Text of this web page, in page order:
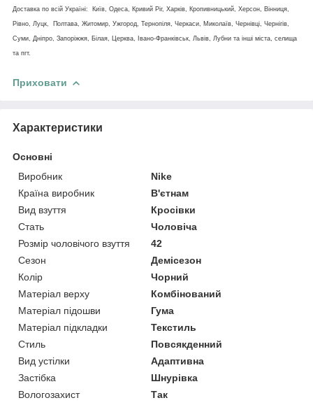
Доставка по всій Україні: Київ, Одеса, Кривий Ріг, Харків, Кропивницький, Херсон, Вінниця,
Рівно, Луцк, Полтава, Житомир, Ужгород, Тернопіля, Черкаси, Миколаїв, Чернівці, Чернігів,
Суми, Дніпро, Запоріжжя, Білая, Церква, Івано-Франківськ, Львів, Лубни та інші міста, селища
та пгт.
Приховати
Характеристики
Основні
Виробник
Nike
Країна виробник
В'єтнам
Вид взуття
Кросівки
Стать
Чоловіча
Розмір чоловічого взуття
42
Сезон
Демісезон
Колір
Чорний
Матеріал верху
Комбінований
Матеріал підошви
Гума
Матеріал підкладки
Текстиль
Стиль
Повсякденний
Вид устілки
Адаптивна
Застібка
Шнурівка
Вологозахист
Так